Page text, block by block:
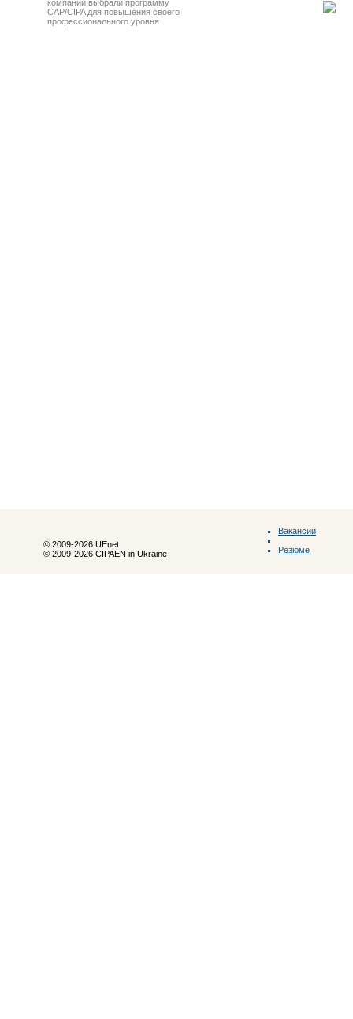
компаний выбрали программу
CAP/CIPA для повышения своего
профессионального уровня
© 2009-2026 UEnet
© 2009-2026 CIPAEN in Ukraine
Вакансии
Резюме